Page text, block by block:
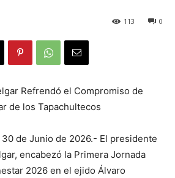
0
113
Refrendó el Compromiso de
de los Tapachultecos
30 de Junio de 2026.- El presidente
encabezó la Primera Jornada
2026 en el ejido Álvaro